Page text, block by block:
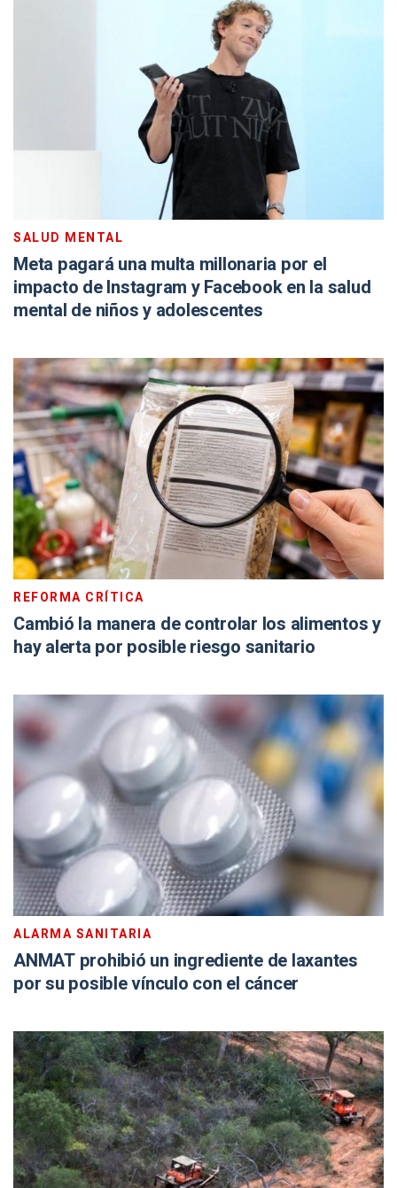
SALUD MENTAL
Meta pagará una multa millonaria por el
impacto de Instagram y Facebook en la salud
mental de niños y adolescentes
REFORMA CRÍTICA
Cambió la manera de controlar los alimentos y
hay alerta por posible riesgo sanitario
ALARMA SANITARIA
ANMAT prohibió un ingrediente de laxantes
por su posible vínculo con el cáncer